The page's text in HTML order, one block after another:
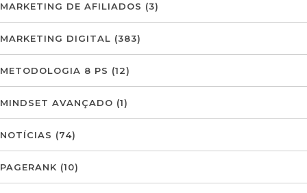
MARKETING DE AFILIADOS (3)
MARKETING DIGITAL (383)
METODOLOGIA 8 PS (12)
MINDSET AVANÇADO (1)
NOTÍCIAS (74)
PAGERANK (10)